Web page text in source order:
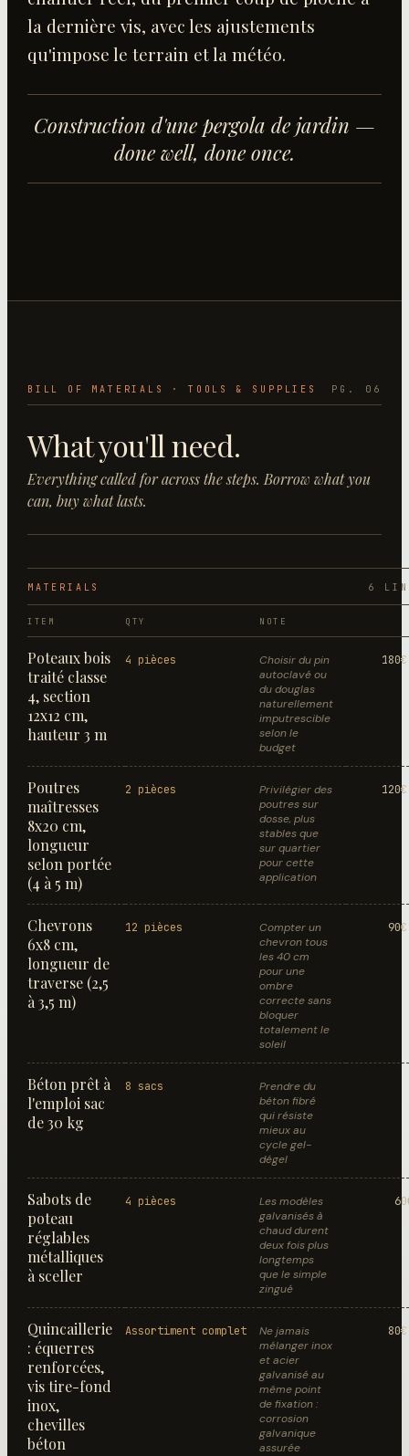
la dernière vis, avec les ajustements
qu'impose le terrain et la météo.
Construction d'une pergola de jardin —
done well, done once.
BILL OF MATERIALS · TOOLS & SUPPLIES PG. 06
What you'll need.
Everything called for across the steps. Borrow what you
can, buy what lasts.
MATERIALS 6
ITEM QTY NOTE
Poteaux bois
traité classe
4, section
12x12 cm,
hauteur 3 m
4 pièces
Choisir du pin
autoclavé ou
du douglas
naturellement
imputrescible
selon le
budget
Poutres
maîtresses
8x20 cm,
longueur
selon portée
(4 à 5 m)
2 pièces
Privilégier des
poutres sur
dosse, plus
stables que
sur quartier
pour cette
application
Chevrons
6x8 cm,
longueur de
traverse (2,5
à 3,5 m)
12 pièces
Compter un
chevron tous
les 40 cm
pour une
ombre
correcte sans
bloquer
totalement le
soleil
Béton prêt à
l'emploi sac
de 30 kg
8 sacs
Prendre du
béton fibré
qui résiste
mieux au
cycle gel-
dégel
Sabots de
poteau
réglables
métalliques
à sceller
4 pièces
Les modèles
galvanisés à
chaud durent
deux fois plus
longtemps
que le simple
zingué
Quincaillerie
: équerres
renforcées,
vis tire-fond
inox,
chevilles
béton
Assortiment complet
Ne jamais
mélanger inox
et acier
galvanisé au
même point
de fixation :
corrosion
galvanique
assurée